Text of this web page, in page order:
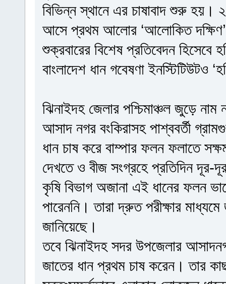
বিভিন্ন স্থানে এর চাষাবাদ শুরু
আসে প্রথম আলোর ‘আলোকিত
শুক্রবারের বিশেষ প্রতিবেদন
বাংলাদেশ ধান গবেষণা ইনস্টিটিউটও
ঝিনাইদহ জেলার পশ্চিমাঞ্চল জুড়ে
আসাদ নগর বংকিরাসহ পাশ্ববর্তী
ধান চাষ করে বাম্পার ফলন ফলাতে
দেখতে ও বীজ সংগ্রহে প্রতিদিন
কৃষি বিভাগ অজানা এই ধানের ফলন
পারেননি। তারা দ্রুত পরীক্ষার
জানিয়েছে।
তবে ঝিনাইদহ সদর উপজেলার
জাতের ধান প্রথম চাষ করেন। তার